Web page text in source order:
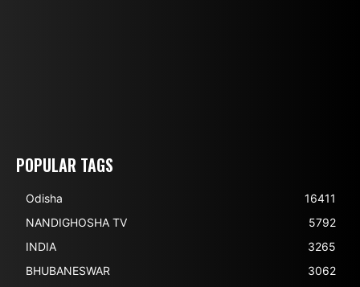
POPULAR TAGS
Odisha
16411
NANDIGHOSHA TV
5792
INDIA
3265
BHUBANESWAR
3062